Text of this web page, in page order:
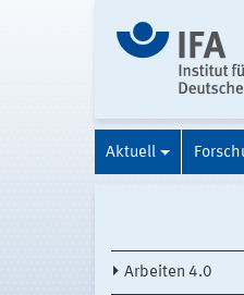
Aktuell
Arbeiten 4.0